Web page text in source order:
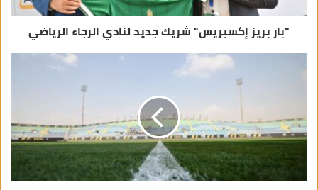
"بار بريز إكسبريس" شريك جديد لنادي الرجاء الرياضي